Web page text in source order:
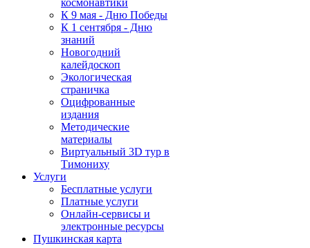
космонавтики
К 9 мая - Дню Победы
К 1 сентября - Дню
знаний
Новогодний
калейдоскоп
Экологическая
страничка
Оцифрованные
издания
Методические
материалы
Виртуальный 3D тур в
Тимониху
Услуги
Бесплатные услуги
Платные услуги
Онлайн-сервисы и
электронные ресурсы
Пушкинская карта